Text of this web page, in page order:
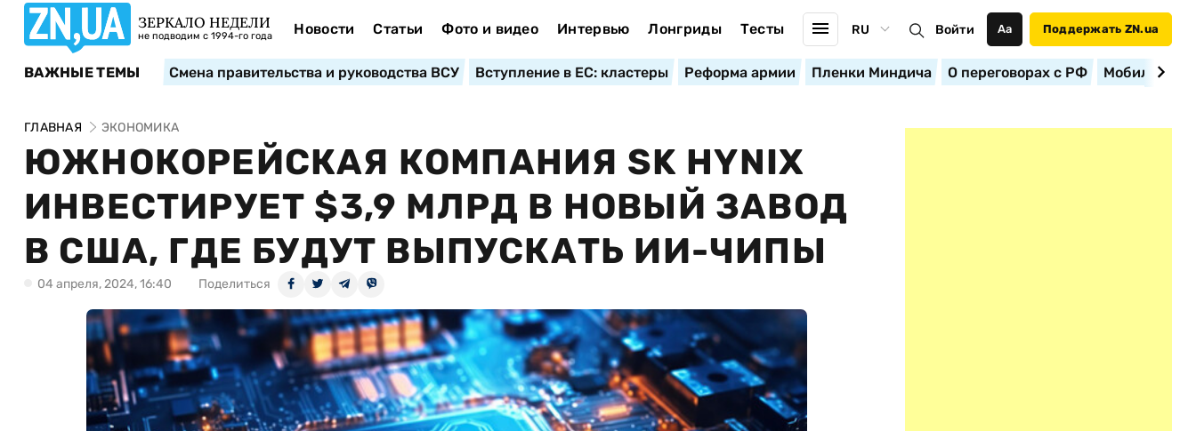
ЗЕРКАЛО НЕДЕЛИ
не подводим с 1994-го года Новости Статьи Фото и видео Интервью Лонгриды Тесты RU Войти Аа Поддержать ZN.ua
ВАЖНЫЕ ТЕМЫ Смена правительства и руководства ВСУ Вступление в ЕС: кластеры Реформа армии Пленки Миндича О переговорах с РФ
ГЛАВНАЯ ЭКОНОМИКА
ЮЖНОКОРЕЙСКАЯ КОМПАНИЯ SK HYNIX
ИНВЕСТИРУЕТ $3,9 МЛРД В НОВЫЙ ЗАВОД
В США, ГДЕ БУДУТ ВЫПУСКАТЬ ИИ-ЧИПЫ
04 апреля, 2024, 16:40 Поделиться